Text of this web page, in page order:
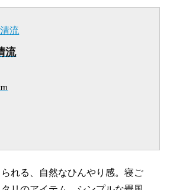
流
れる、自然なひんやり感。寝ご